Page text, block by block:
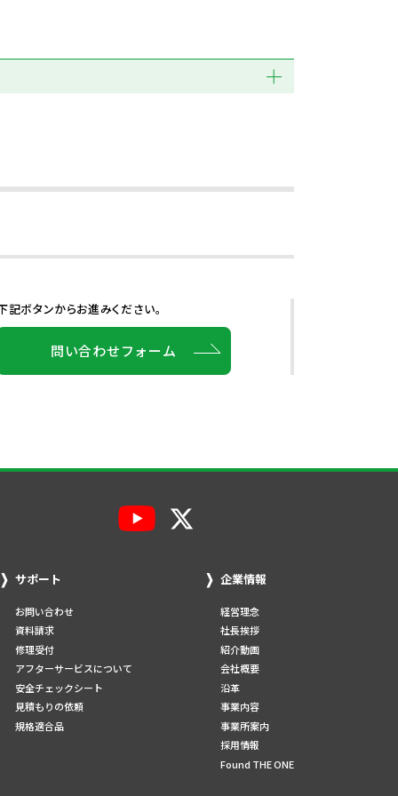
記ボタンからお進みください。
問い合わせフォーム
サポート
お問い合わせ
資料請求
修理受付
アフターサービスについて
安全チェックシート
見積もりの依頼
規格適合品
企業情報
経営理念
社長挨拶
紹介動画
会社概要
沿革
事業内容
事業所案内
採用情報
Found THE ONE